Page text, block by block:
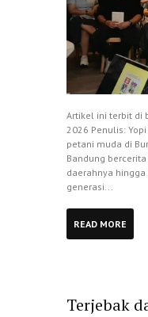
Artikel ini terbit di
2026 Penulis:
petani muda di
Bandung
daerahnya
generasi...
READ MORE
Terjebak